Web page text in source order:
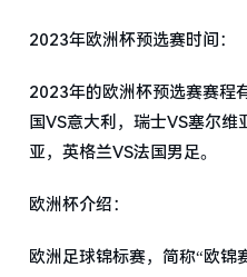
2023年欧洲杯预选赛时间：
2023年的欧洲杯预选赛赛程
国VS意大利，瑞士VS塞尔
亚，英格兰VS法国男足。
欧洲杯介绍：
欧洲足球锦标赛，简称“欧锦